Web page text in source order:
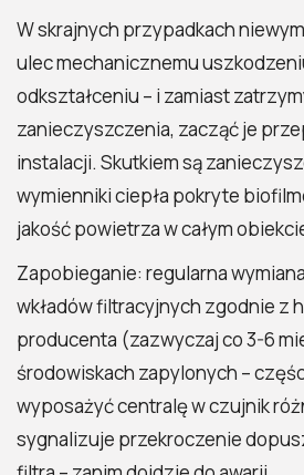
W skrajnych przypadkach
ulec mechanicznemu
odkształceniu – i zamiast
zanieczyszczenia, zacząć je
instalacji. Skutkiem są
wymienniki ciepła pokryte
jakość powietrza w całym
Zapobieganie: regularna
wkładów filtracyjnych zgodnie z
producenta (zazwyczaj co 3-6
środowiskach zapylonych –
wyposażyć centralę w czujnik
sygnalizuje przekroczenie